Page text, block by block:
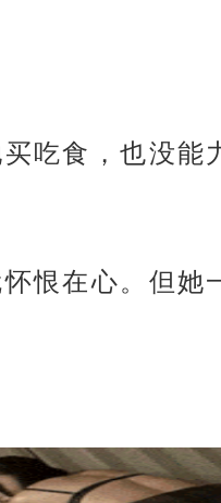
吃食，也没能
恨在心。但她